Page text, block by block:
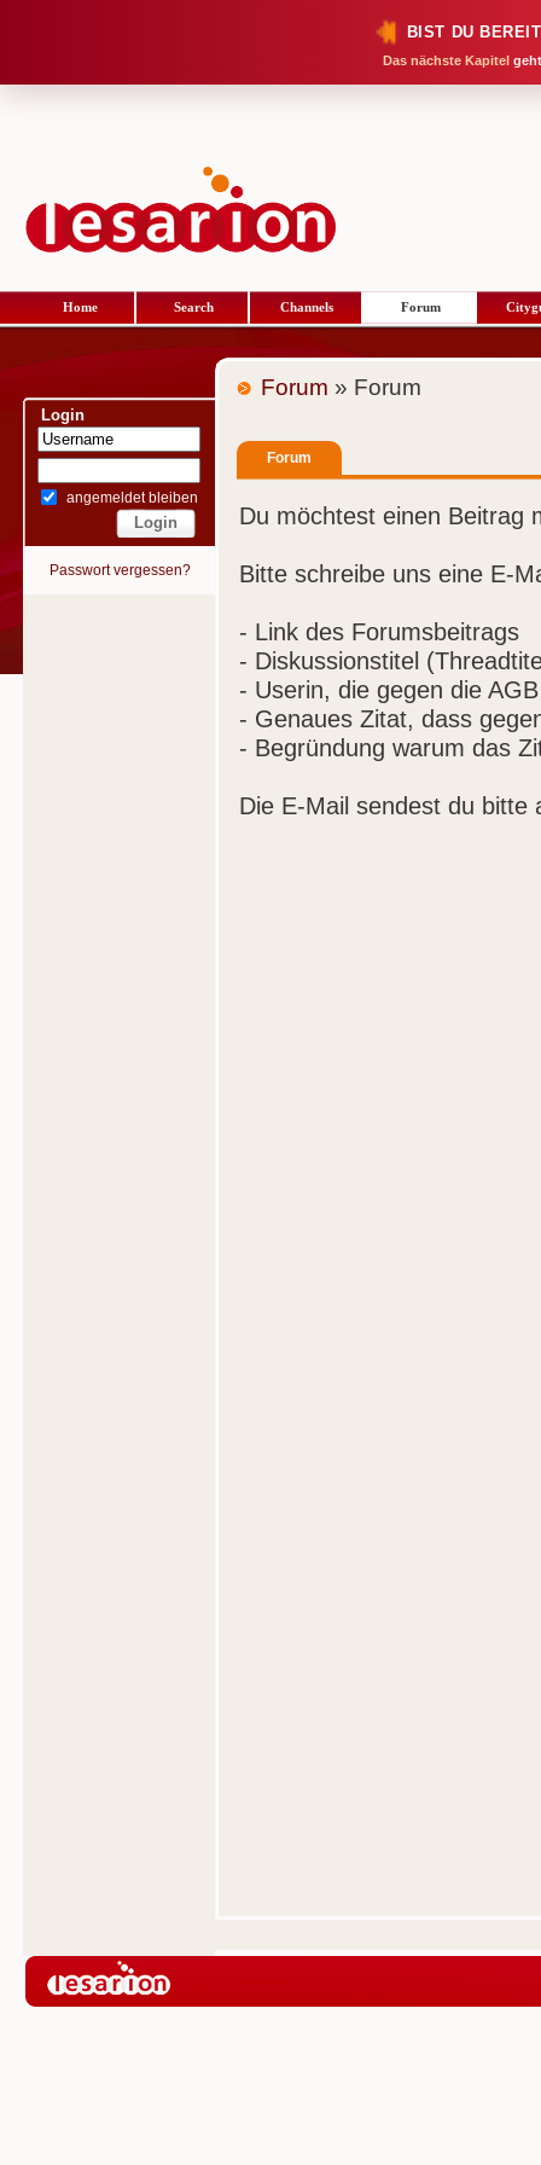
BIST DU
Das nächste Kapitel
Home Search Channels Forum
Login
angemeldet bleiben
Passwort vergessen?
Forum » Forum
Forum
Du möchtest einen Beitrag
Bitte schreibe uns eine E-
- Link des Forumsbeitrags
- Diskussionstitel
- Userin, die gegen die
- Genaues Zitat, dass
- Begründung warum das
Die E-Mail sendest du bitte